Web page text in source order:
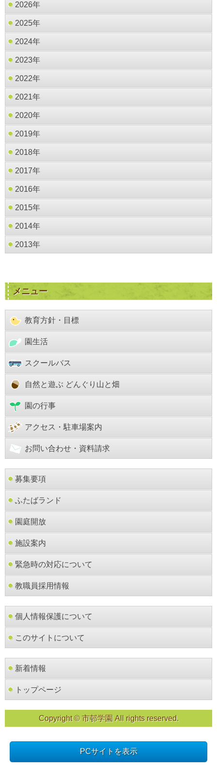
2026年
2025年
2024年
2023年
2022年
2021年
2020年
2019年
2018年
2017年
2016年
2015年
2014年
2013年
メニュー
教育方針・目標
園生活
スクールバス
自然と遊ぶ どんぐり山と畑
園の行事
アクセス・駐車場案内
お問い合わせ・資料請求
募集要項
ふたばランド
園庭開放
施設案内
緊急時の対応について
教職員採用情報
個人情報保護について
このサイトについて
新着情報
トップページ
Copyright © 市邨学園 All rights reserved.
PCサイトを表示